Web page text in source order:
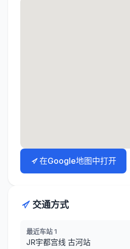
在Google地图中打开
交通方式
最近车站 1
JR宇都宫线 古河站